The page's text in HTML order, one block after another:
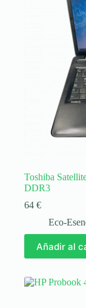
Toshiba
DDR3
64 €
Eco-
Añadir al